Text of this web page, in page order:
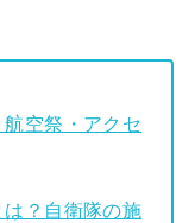
空祭・アクセ
は？自衛隊の施